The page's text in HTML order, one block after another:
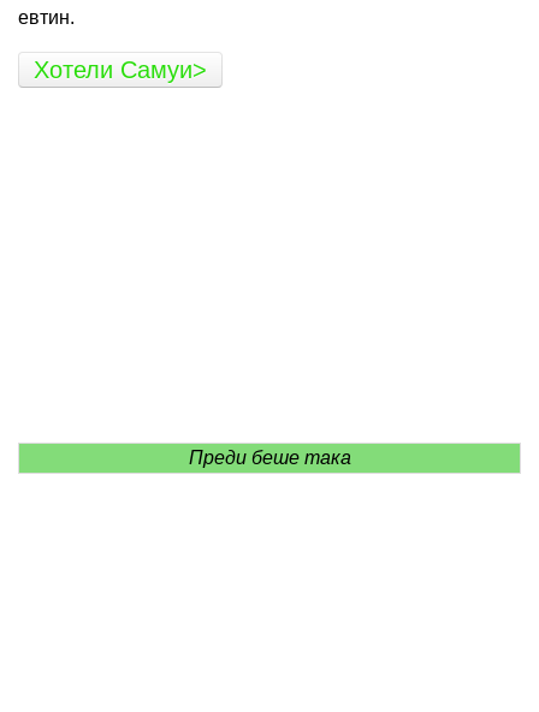
евтин.
Хотели Самуи>
Преди беше така